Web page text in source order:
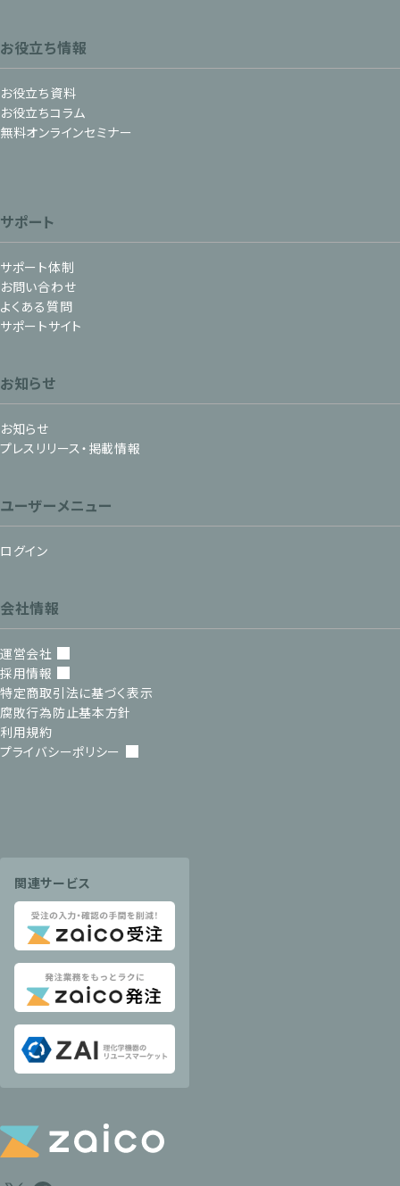
お役立ち情報
お役立ち資料
お役立ちコラム
無料オンラインセミナー
サポート
サポート体制
お問い合わせ
よくある質問
サポートサイト
お知らせ
お知らせ
プレスリリース・掲載情報
ユーザーメニュー
ログイン
会社情報
運営会社
採用情報
特定商取引法に基づく表示
腐敗行為防止基本方針
利用規約
プライバシーポリシー
関連サービス